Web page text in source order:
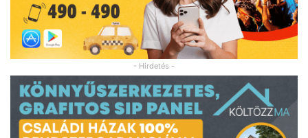
- Hirdetés -